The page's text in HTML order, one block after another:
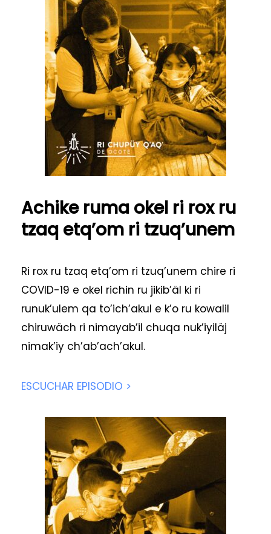
Achike ruma okel ri rox ru
tzaq etq’om ri tzuq’unem
Ri rox ru tzaq etq’om ri tzuq’unem chire ri
COVID-19 e okel richin ru jikib’äl ki ri
runuk’ulem qa to’ich’akul e k’o ru kowalil
chiruwäch ri nimayab’il chuqa nuk’iyiläj
nimak’iy ch’ab’ach’akul.
ESCUCHAR EPISODIO >